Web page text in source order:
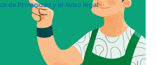
de Privacidad y el Aviso legal